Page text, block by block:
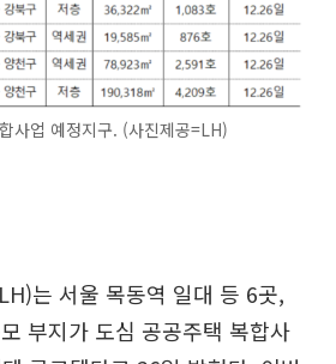
사업 예정지구. (사진제공=LH)
는 서울 목동역 일대 등 6곳,
부지가 도심 공공주택 복합사